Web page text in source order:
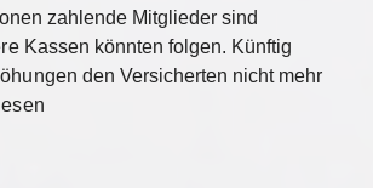
zahlende Mitglieder sind
Kassen könnten folgen. Künftig
den Versicherten nicht mehr